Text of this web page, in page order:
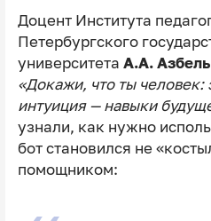
Доцент Института
Петербургского
университета А.А. Азбель
«Докажи, что ты
интуиция — навыки
узнали, как нужно
бот становился не
помощником: